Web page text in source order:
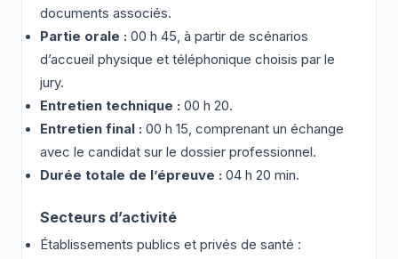
documents associés.
Partie orale : 00 h 45, à partir de scénarios
d’accueil physique et téléphonique choisis par le
jury.
Entretien technique : 00 h 20.
Entretien final : 00 h 15, comprenant un échange
avec le candidat sur le dossier professionnel.
Durée totale de l’épreuve : 04 h 20 min.
Secteurs d’activité
Établissements publics et privés de santé :